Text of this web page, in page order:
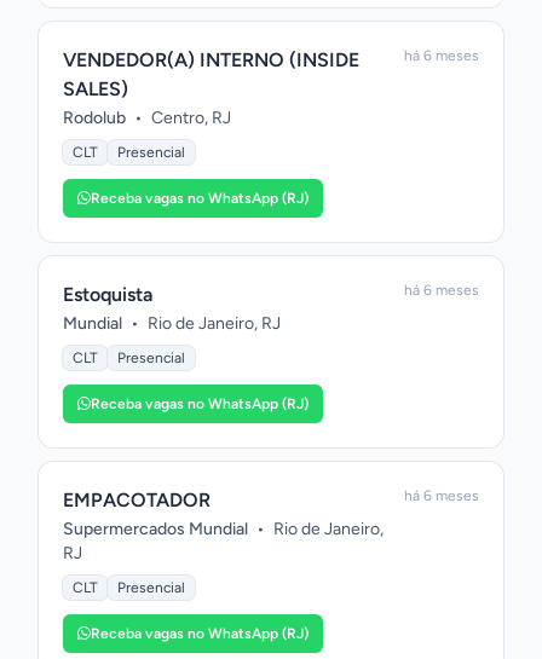
VENDEDOR(A) INTERNO (INSIDE
SALES)
Rodolub • Centro, RJ
CLT Presencial
Receba vagas no WhatsApp (RJ)
há 6 meses
Estoquista
Mundial • Rio de Janeiro, RJ
CLT Presencial
Receba vagas no WhatsApp (RJ)
há 6 meses
EMPACOTADOR
Supermercados Mundial • Rio de Janeiro,
RJ
CLT Presencial
Receba vagas no WhatsApp (RJ)
há 6 meses